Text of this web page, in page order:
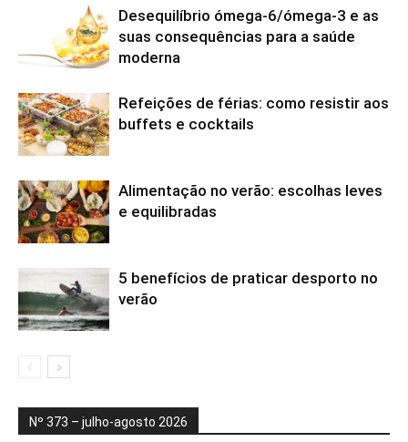
Desequilíbrio ómega-6/ómega-3 e as
suas consequências para a saúde
moderna
Refeições de férias: como resistir aos
buffets e cocktails
Alimentação no verão: escolhas leves
e equilibradas
5 benefícios de praticar desporto no
verão
Nº 373 – julho-agosto 2026